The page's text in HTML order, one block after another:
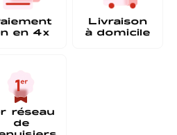
en 4x
Livraison
à domicile
réseau
de